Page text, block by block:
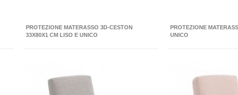
PROTEZIONE MATERASSO 3D-CESTON
33X80X1 CM LISO E UNICO
PROTEZIONE
UNICO